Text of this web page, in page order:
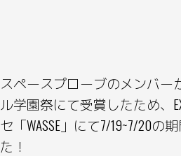
スペースプローブのメンバー
ル学園祭にて受賞したため、
セ「WASSE」にて7/19~7/20
た！